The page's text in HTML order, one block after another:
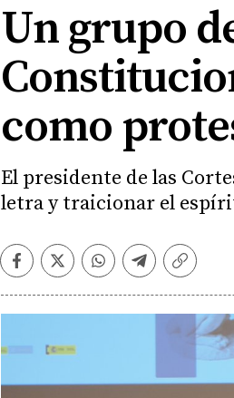
Un grupo
como
El presidente de las
letra y traicionar el
Facebook
TwitterWhatsapp
Telegram
Copiar